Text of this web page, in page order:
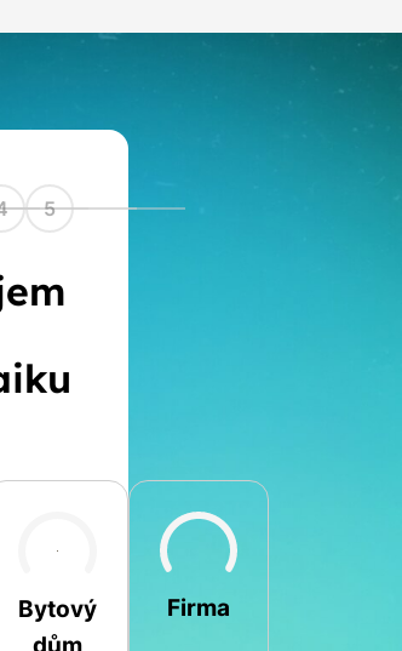
5
Bytový
dům
Firma
Jiná